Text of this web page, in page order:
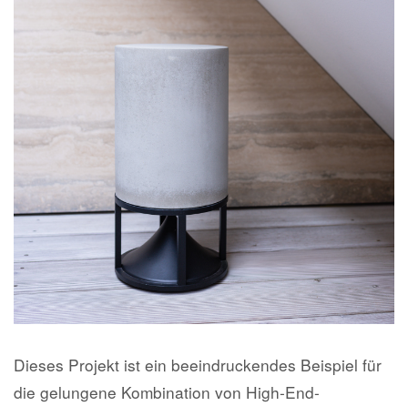
Dieses Projekt ist ein beeindruckendes Beispiel für
die gelungene Kombination von High-End-